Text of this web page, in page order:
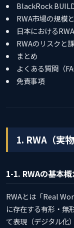
BlackRock
RWA市場の規模
日本における
RWAのリスクと
まとめ
よくある質問（
免責事項
1. RWA（実
1-1. RWAの基本
RWAとは「Real
に存在する有形・無
て表現（デジタル化